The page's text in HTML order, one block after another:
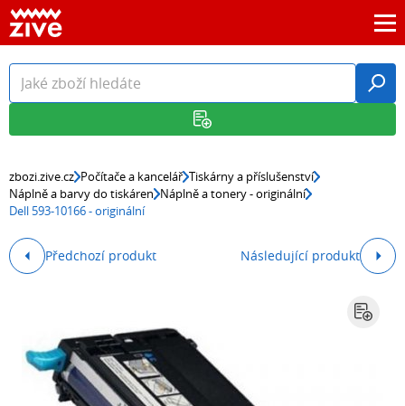
zbozi.zive.cz Počítače a kancelář Tiskárny a příslušenství
Náplně a barvy do tiskáren Náplně a tonery - originální
Dell 593-10166 - originální
Předchozí produkt Následující produkt